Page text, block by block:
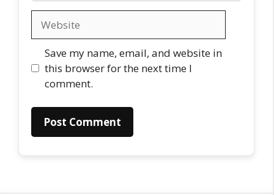
Save my name, email, and website in
this browser for the next time I
comment.